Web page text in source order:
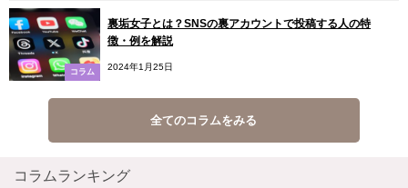
コラム
裏垢女子とは？SNSの裏アカウントで投稿する人の特
徴・例を解説
2024年1月25日
全てのコラムをみる
コラムランキング